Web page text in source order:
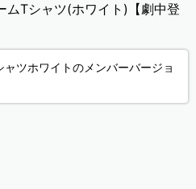
ムTシャツ(ホワイト)【劇中登
ツホワイトのメンバーバージョ